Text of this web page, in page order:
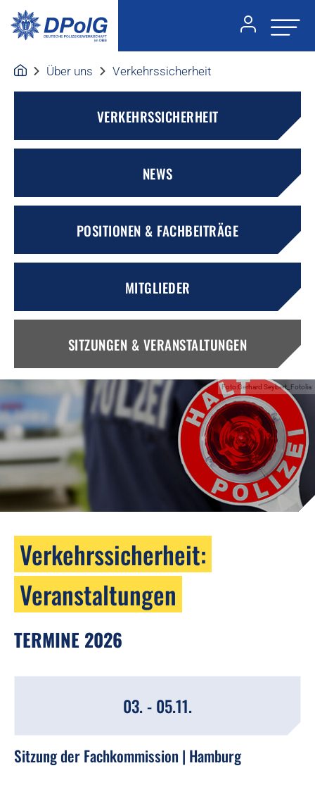
Über uns Verkehrssicherheit
VERKEHRSSICHERHEIT
NEWS
POSITIONEN & FACHBEITRÄGE
MITGLIEDER
SITZUNGEN & VERANSTALTUNGEN
Foto:Gerhard Seybert_Fotolia
Verkehrssicherheit:
Veranstaltungen
TERMINE 2026
03. - 05.11.
Sitzung der Fachkommission | Hamburg